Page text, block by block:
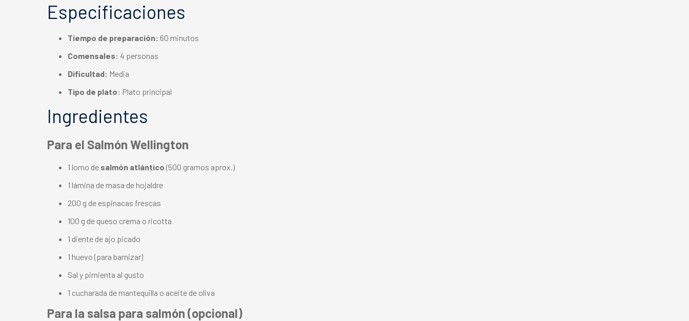
Especificaciones
Tiempo de preparación: 60 minutos
Comensales: 4 personas
Dificultad: Media
Tipo de plato: Plato principal
Ingredientes
Para el Salmón Wellington
1 lomo de salmón atlántico (500 gramos aprox.)
1 lámina de masa de hojaldre
200 g de espinacas frescas
100 g de queso crema o ricotta
1 diente de ajo picado
1 huevo (para barnizar)
Sal y pimienta al gusto
1 cucharada de mantequilla o aceite de oliva
Para la salsa para salmón (opcional)